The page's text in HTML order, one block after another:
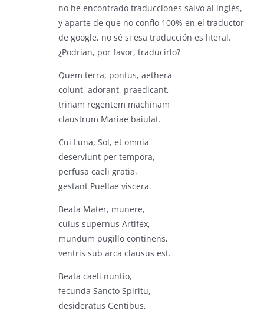
no he encontrado traducciones salvo al inglés,
y aparte de que no confio 100% en el traductor
de google, no sé si esa traducción es literal.
¿Podrían, por favor, traducirlo?
Quem terra, pontus, aethera
colunt, adorant, praedicant,
trinam regentem machinam
claustrum Mariae baiulat.
Cui Luna, Sol, et omnia
deserviunt per tempora,
perfusa caeli gratia,
gestant Puellae viscera.
Beata Mater, munere,
cuius supernus Artifex,
mundum pugillo continens,
ventris sub arca clausus est.
Beata caeli nuntio,
fecunda Sancto Spiritu,
desideratus Gentibus,